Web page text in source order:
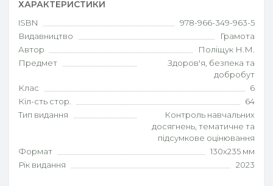
ХАРАКТЕРИСТИКИ
ISBN
978-966-349-963-5
Видавництво
Грамота
Автор
Поліщук Н.М.
Предмет
Здоров'я, безпека та
добробут
Клас
6
Кіл-сть стор.
64
Тип видання
Контроль навчальних
досягнень, тематичне та
підсумкове оцінювання
Формат
130х235 мм
Рік видання
2023